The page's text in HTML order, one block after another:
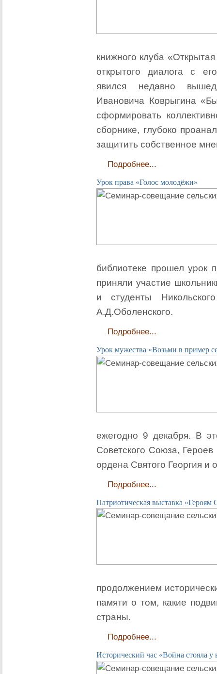
книжного клуба
открытого диалога с
явился недавно
Ивановича Коврыгина
сформировать
сборнике, глубоко
защитить собственное
Подробнее...
Урок права «Голос молодёжи»
библиотеке прошел урок
приняли участие
и студенты
А.Д.Оболенского.
Подробнее...
Урок мужества «Возьми в пример
ежегодно 9 декабря. В
Советского Союза,
ордена Святого Георгия и
Подробнее...
Патриотическая выставка «Героям
продолжением
памяти о том, какие
страны.
Подробнее...
Исторический час «Война стояла